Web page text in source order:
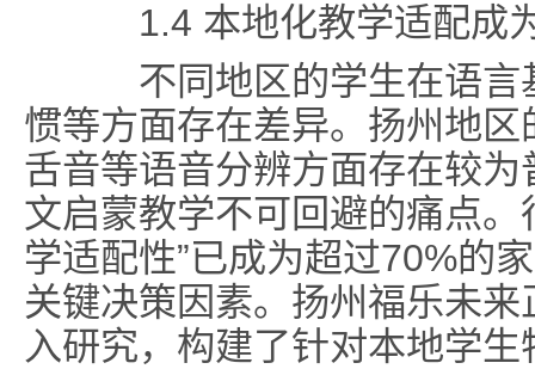
1.4 本地化教学适配成
不同地区的学生在语言
惯等方面存在差异。扬州地
舌音等语音分辨方面存在较
文启蒙教学不可回避的痛点
学适配性”已成为超过70%的
关键决策因素。扬州福乐未
入研究，构建了针对本地学